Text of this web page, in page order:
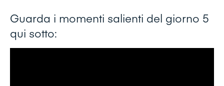
Guarda i momenti salienti del giorno 5
qui sotto: